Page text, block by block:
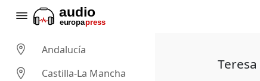
Andalucía
Castilla-La Mancha